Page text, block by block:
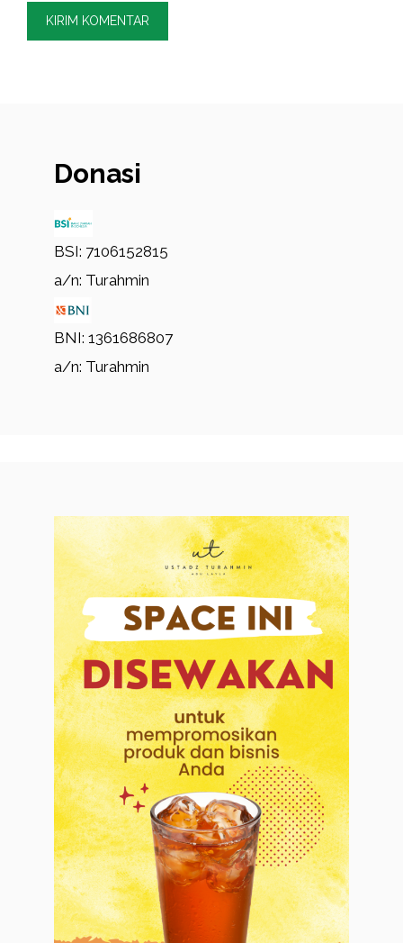
Donasi
BSI: 7106152815
a/n: Turahmin
BNI: 1361686807
a/n: Turahmin